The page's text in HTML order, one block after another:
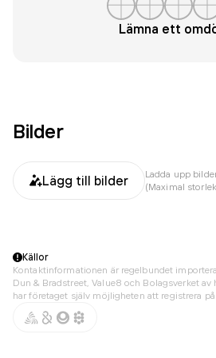
Lämna ett
Bilder
Lägg till bilder
Ladda upp
(Maximal
Källor
Kontaktinformationen är regelbundet
Dun & Bradstreet, Value8 och Bolagsverket
har företaget själv möjligheten att registrera